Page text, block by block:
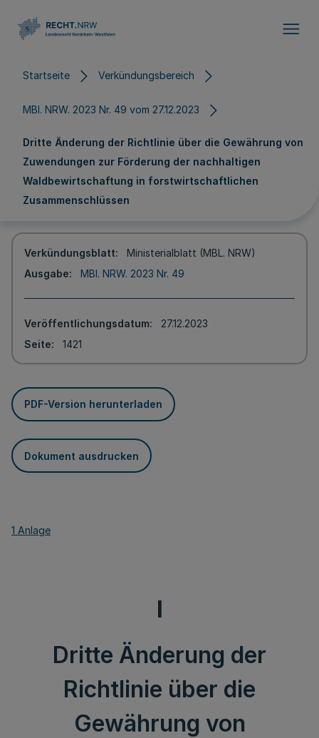
Startseite Verkündungsbereich
MBl. NRW. 2023 Nr. 49 vom 27.12.2023
Dritte Änderung der Richtlinie über die Gewährung von
Zuwendungen zur Förderung der nachhaltigen
Waldbewirtschaftung in forstwirtschaftlichen
Zusammenschlüssen
Verkündungsblatt
Ministerialblatt (MBL. NRW)
Ausgabe
MBl. NRW. 2023 Nr. 49
Veröffentlichungsdatum
27.12.2023
Seite
1421
PDF-Version herunterladen
Dokument ausdrucken
1 Anlage
I
Dritte Änderung der
Richtlinie über die
Gewährung von